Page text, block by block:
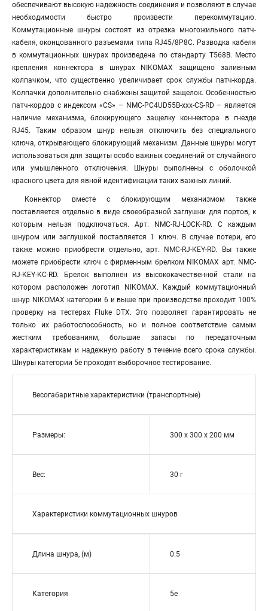
обеспечивают высокую надежность соединения и позволяют в случае
необходимости быстро произвести перекоммутацию.
Коммутационные шнуры состоят из отрезка многожильного патч-
кабеля, оконцованного разъемами типа RJ45/8P8C. Разводка кабеля
в коммутационных шнурах произведена по стандарту T568B. Место
крепления коннектора в шнурах NIKOMAX защищено заливным
колпачком, что существенно увеличивает срок службы патч-корда.
Колпачки дополнительно снабжены защитой защелок. Особенностью
патч-кордов с индексом «CS» – NMC-PC4UD55B-xxx-CS-RD – является
наличие механизма, блокирующего защелку коннектора в гнезде
RJ45. Таким образом шнур нельзя отключить без специального
ключа, открывающего блокирующий механизм. Данные шнуры могут
использоваться для защиты особо важных соединений от случайного
или умышленного отключения. Шнуры выполнены с оболочкой
красного цвета для явной идентификации таких важных линий.
Коннектор вместе с блокирующим механизмом также
поставляется отдельно в виде своеобразной заглушки для портов, к
которым нельзя подключаться. Арт. NMC-RJ-LOCK-RD. С каждым
шнуром или заглушкой поставляется 1 ключ. В случае потери, его
также можно приобрести отдельно, арт. NMC-RJ-KEY-RD. Вы также
можете приобрести ключ с фирменным брелком NIKOMAX арт. NMC-
RJ-KEY-KC-RD. Брелок выполнен из высококачественной стали на
котором расположен логотип NIKOMAX. Каждый коммутационный
шнур NIKOMAX категории 6 и выше при производстве проходит 100%
проверку на тестерах Fluke DTX. Это позволяет гарантировать не
только их работоспособность, но и полное соответствие самым
жестким требованиям, большие запасы по передаточным
характеристикам и надежную работу в течение всего срока службы.
Шнуры категории 5е проходят выборочное тестирование.
Весогабаритные характеристики (транспортные)
Размеры: 300 х 300 х 200 мм
Вес: 30 г
Характеристики коммутационных шнуров
Длина шнура, (м) 0.5
Категория 5е